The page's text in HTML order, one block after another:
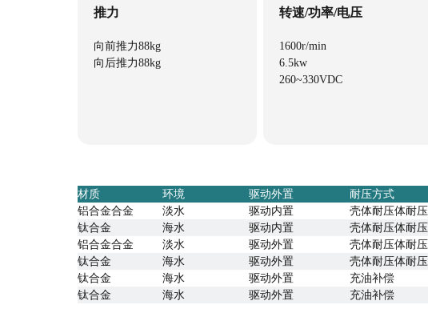
推力
向前推力88kg
向后推力88kg
转速/功率/电压
1600r/min
6.5kw
260~330VDC
材质 环境 驱动外置 耐压方式
铝合金合金
淡水 驱动内置 壳体耐压体耐压
钛合金
海水 驱动内置 壳体耐压体耐压
铝合金合金
淡水 驱动外置 壳体耐压体耐压
钛合金
海水 驱动外置 壳体耐压体耐压
钛合金
海水 驱动外置 充油补偿
钛合金
海水 驱动外置 充油补偿